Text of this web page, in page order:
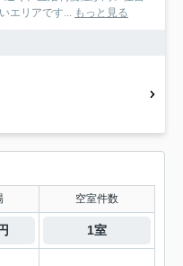
いエリアです... もっと見る
空室件数
1室